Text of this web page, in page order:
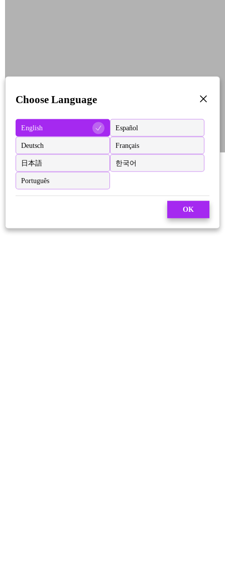
Choose Language
English Español
Deutsch Français
日本語 한국어
Português
OK